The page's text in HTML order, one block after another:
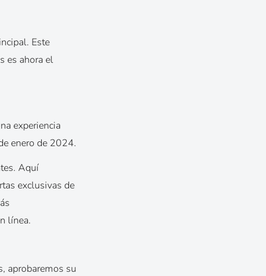
Este
es ahora el
experiencia
enero de 2024.
Aquí
exclusivas de
línea.
aprobaremos su